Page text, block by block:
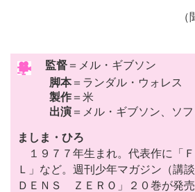
監督 ＝メル・ギブソン
脚本＝ランダル・ウォレス
製作 ＝米
出演 ＝メル・ギブソン、ソ
ましま・ひろ
１９７７年生まれ。代表作に「
Ｌ」など。週刊少年マガジン（講
ＤＥＮＳ ＺＥＲＯ」２０巻が発売